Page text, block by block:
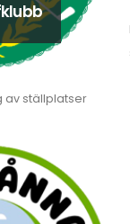
av ställplatser